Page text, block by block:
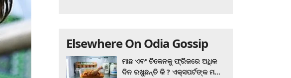
Elsewhere On Odia Gossip
ମାଛ ଏବଂ ଚିକେନକୁ ଫ୍ରିଜରେ ଅଧିକ
ଦିନ ରଖୁଛନ୍ତି କି ? ଏକ୍ସପର୍ଟଙ୍କ ମତ